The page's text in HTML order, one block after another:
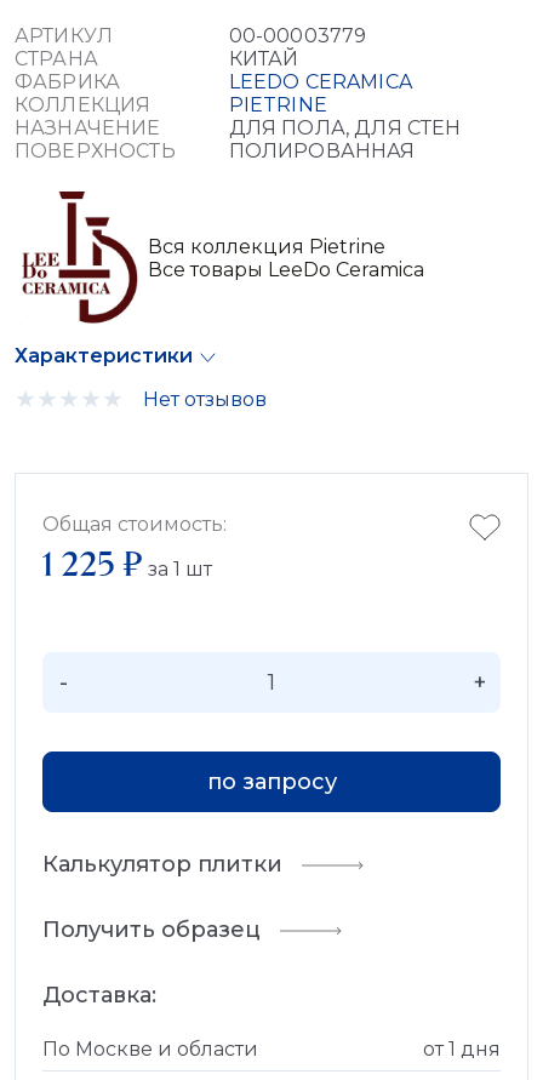
АРТИКУЛ
00-00003779
СТРАНА
КИТАЙ
ФАБРИКА
LEEDO CERAMICA
КОЛЛЕКЦИЯ
PIETRINE
НАЗНАЧЕНИЕ
ДЛЯ ПОЛА, ДЛЯ СТЕН
ПОВЕРХНОСТЬ
ПОЛИРОВАННАЯ
Вся коллекция Pietrine
Все товары LeeDo Ceramica
Характеристики
Нет отзывов
Общая стоимость:
1 225 ₽ за 1 шт
- +
по запросу
Калькулятор плитки
Получить образец
Доставка:
По Москве и области
от 1 дня